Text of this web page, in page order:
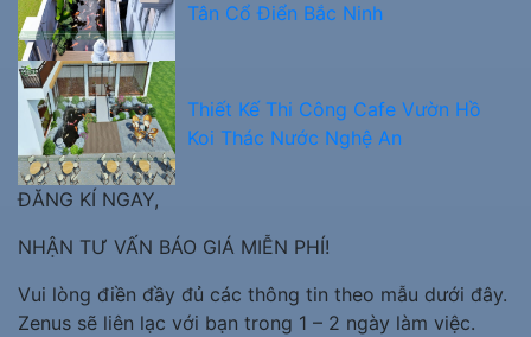
Tân Cổ Điển Bắc Ninh
Thiết Kế Thi Công Cafe Vườn Hồ
Koi Thác Nước Nghệ An
ĐĂNG KÍ NGAY,
NHẬN TƯ VẤN BÁO GIÁ MIỄN PHÍ!
Vui lòng điền đầy đủ các thông tin theo mẫu dưới đây.
Zenus sẽ liên lạc với bạn trong 1 – 2 ngày làm việc.